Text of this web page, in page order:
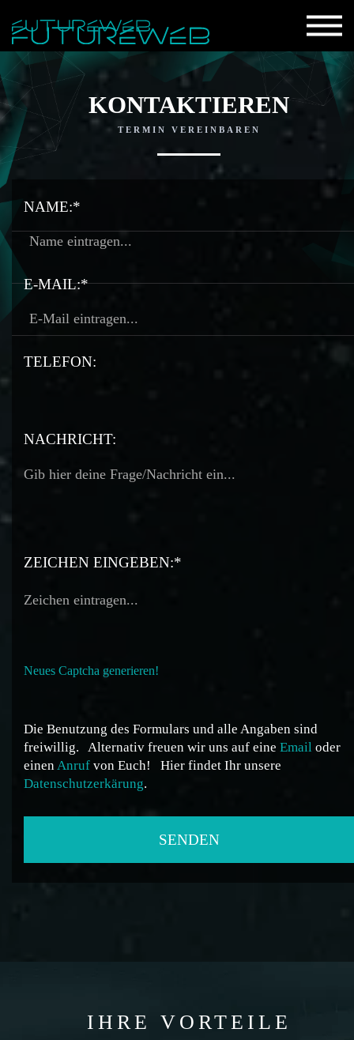
KONTAKTIEREN
TERMIN VEREINBAREN
NAME:*
E-MAIL:*
TELEFON:
TELEFON:
NACHRICHT:
ZEICHEN EINGEBEN:*
Neues Captcha generieren!
Die Benutzung des Formulars und alle Angaben sind
freiwillig.
Alternativ freuen wir uns auf eine Email oder
einenAnruf von Euch!
Hier findet Ihr unsere
Datenschutzerkärung.
IHRE VORTEILE